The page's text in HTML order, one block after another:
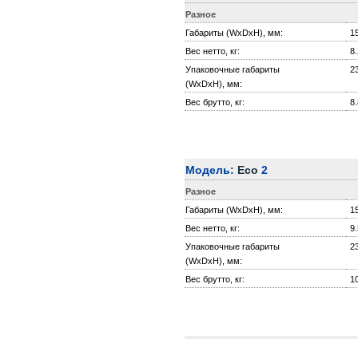
Разное
Габариты (WxDxH), мм:
Вес нетто, кг:
Упаковочные габариты
(WxDxH), мм:
Вес брутто, кг:
Модель: Eco 2
Разное
Габариты (WxDxH), мм:
Вес нетто, кг:
Упаковочные габариты
(WxDxH), мм:
Вес брутто, кг: